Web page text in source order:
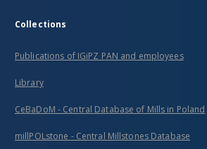
Collections
Publications of IGiPZ PAN and employees
Library
CeBaDoM - Central Database of Mills in Poland
millPOLstone - Central Millstones Database